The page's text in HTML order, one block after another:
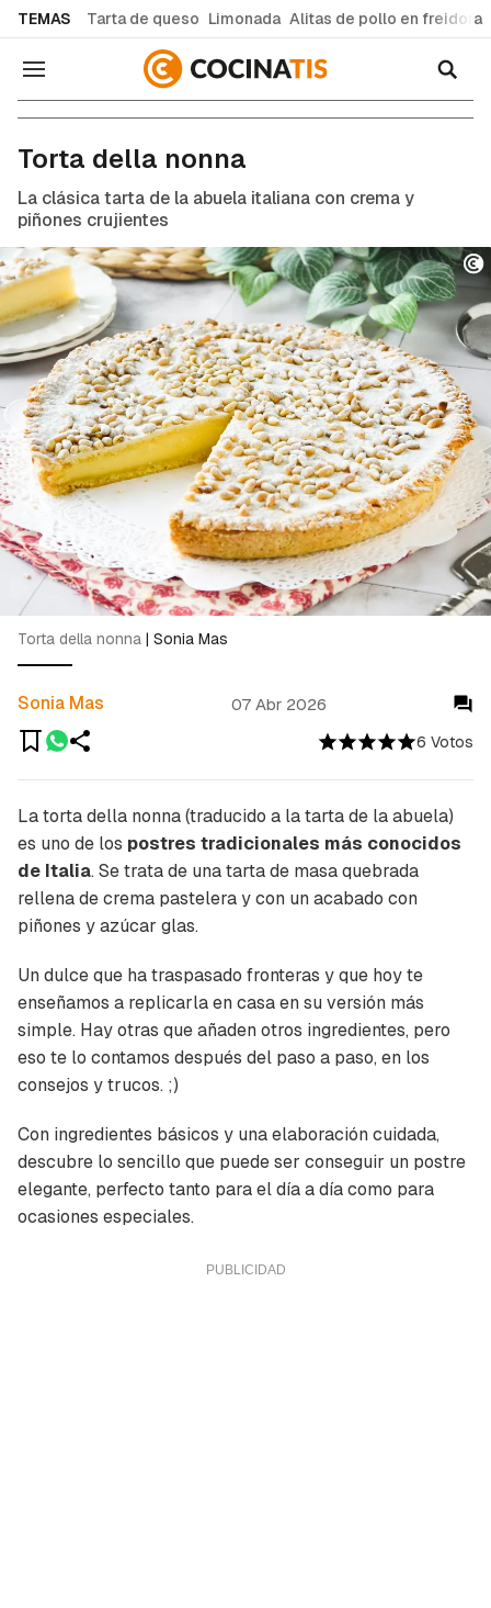
TEMAS Tarta de queso Limonada Alitas de pollo en freidora
Navegación
Torta della nonna
La clásica tarta de la abuela italiana con crema y
piñones crujientes
6 Votos
Sonia Mas 07 Abr 2026
Torta della nonna | Sonia Mas
La torta della nonna (traducido a latarta de la abuela)
es uno de los postres tradicionales más conocidos
de Italia. Se trata de una tarta de masa quebrada
rellena de crema pastelera y con un acabado con
piñones y azúcar glas.
Un dulce que ha traspasado fronteras y que hoy te
enseñamos a replicarla en casa en su versión más
simple. Hay otras que añaden otros ingredientes, pero
eso te lo contamos después del paso a paso, en los
consejos y trucos. ;)
Con ingredientes básicos y una elaboración cuidada,
descubre lo sencillo que puede ser conseguir un postre
elegante, perfecto tanto para el día a día como para
ocasiones especiales.